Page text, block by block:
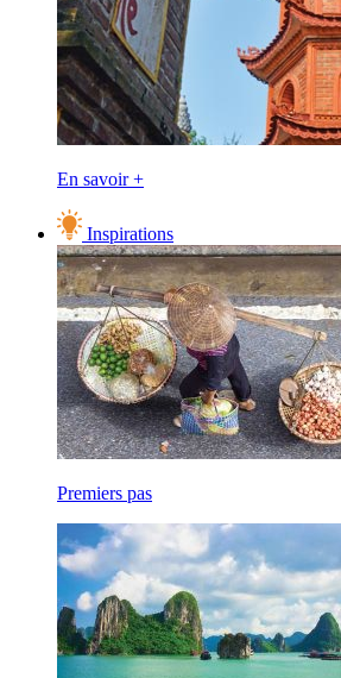
En savoir +
Inspirations
Premiers pas